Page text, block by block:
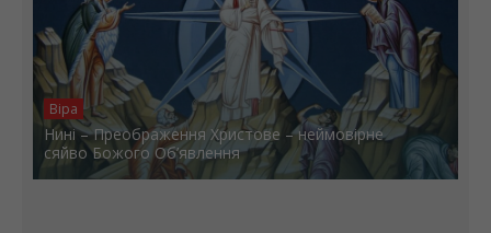
Віра
Нині – Преображення Христове – неймовірне
сяйво Божого Об’явлення